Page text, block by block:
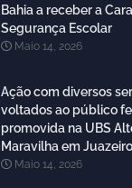
Bahia a receber a
Segurança Escolar
Maio 14, 2026
Ação com diversos
voltados ao público
promovida na UBS
Maravilha em
Maio 14, 2026